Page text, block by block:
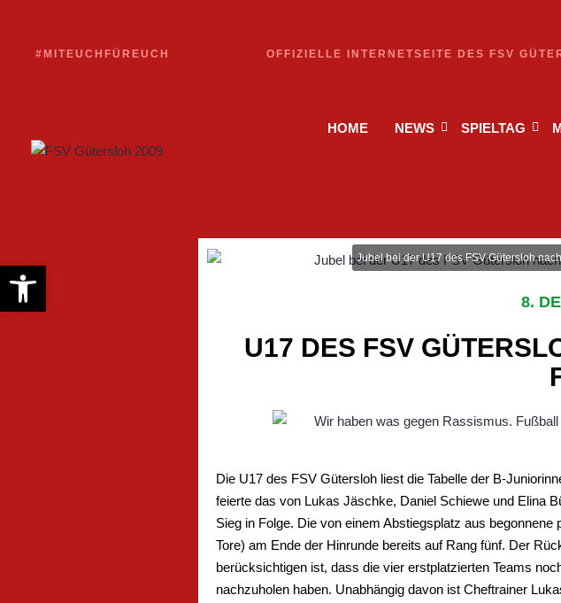
#MITEUCHFÜREUCH OFFIZIELLE INTERNETSEITE DES FSV
HOME NEWS SPIELTAG
Jubel bei der U17 des FSV Gütersloh
8.
U17 DES FSV
Die U17 des FSV Gütersloh liest die Tabelle der B-
feierte das von Lukas Jäschke, Daniel Schiewe und Elina
Sieg in Folge. Die von einem Abstiegsplatz aus
Tore) am Ende der Hinrunde bereits auf Rang fünf. Der
berücksichtigen ist, dass die vier erstplatzierten Teams
nachzuholen haben. Unabhängig davon ist Cheftrainer
Werkzeugleiste öffnen